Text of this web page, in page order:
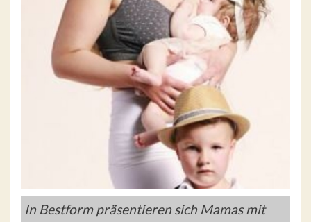
In Bestform präsentieren sich Mamas mit